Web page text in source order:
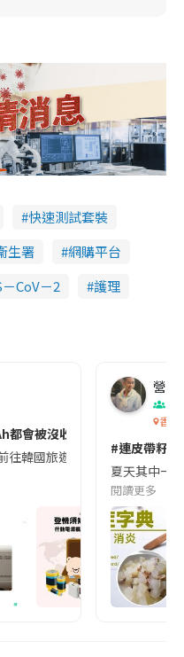
快速測試套裝
生署
網購平台
CoV－2 護理
都會被沒收😱出發前切記檢查
往韓國旅遊的民眾，近期要
營養
香港
#連皮帶籽
夏天其中一
閱讀更多